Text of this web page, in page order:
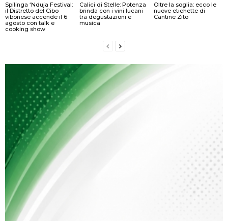
Spilinga ‘Nduja Festival:
il Distretto del Cibo
vibonese accende il 6
agosto con talk e
cooking show
Calici di Stelle: Potenza
brinda con i vini lucani
tra degustazioni e
musica
Oltre la soglia: ecco le
nuove etichette di
Cantine Zito